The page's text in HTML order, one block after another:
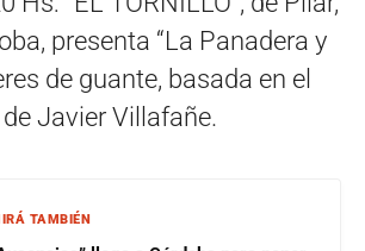
presenta “La Panadera y
de guante, basada en el
Javier Villafañe.
TAMBIÉN